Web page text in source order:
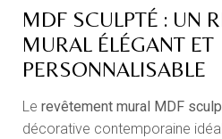
MDF SCULPTÉ : UN
MURAL ÉLÉGANT ET
PERSONNALISABLE
Lerevêtement mural MDF
décorative contemporaine